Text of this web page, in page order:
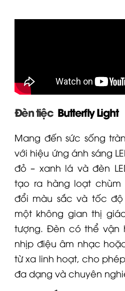
Đèn tiệc Butterfly Light
Mang đến sức sống
với hiệu ứng ánh sáng
đỏ – xanh lá và đèn
tạo ra hàng loạt chùm
đổi màu sắc và tốc
một không gian thị
tượng. Đèn có thể vận
nhịp điệu âm nhạc
từ xa linh hoạt, cho
đa dạng và chuyên